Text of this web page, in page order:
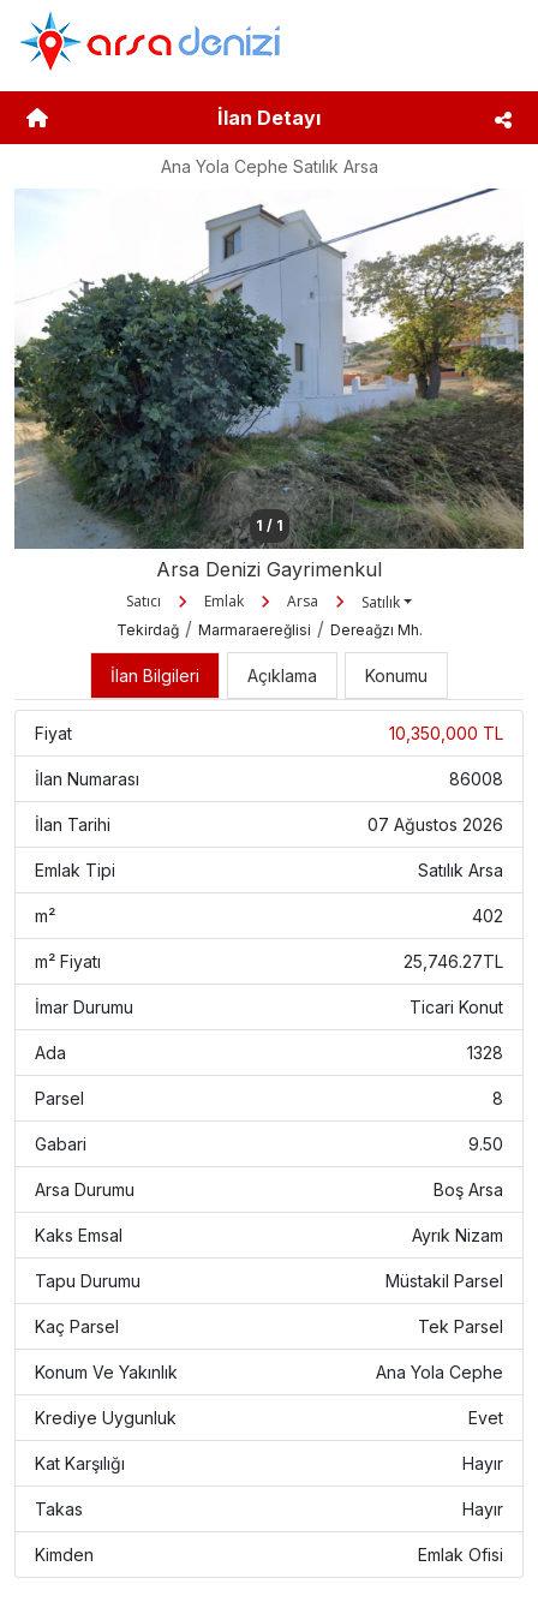
İlan Detayı
Ana Yola Cephe Satılık Arsa
1 / 1
Arsa Denizi Gayrimenkul
Satıcı Emlak Arsa Satılık
Tekirdağ/ Marmaraereğlisi / Dereağzı Mh.
İlan Bilgileri Açıklama Konumu
Fiyat 10,350,000 TL
İlan Numarası 86008
İlan Tarihi 07 Ağustos 2026
Emlak Tipi Satılık Arsa
m² 402
m² Fiyatı 25,746.27TL
İmar Durumu Ticari Konut
Ada 1328
Parsel 8
Gabari 9.50
Arsa Durumu Boş Arsa
Kaks Emsal Ayrık Nizam
Tapu Durumu Müstakil Parsel
Kaç Parsel Tek Parsel
Konum Ve Yakınlık Ana Yola Cephe
Krediye Uygunluk Evet
Kat Karşılığı Hayır
Takas Hayır
Kimden Emlak Ofisi